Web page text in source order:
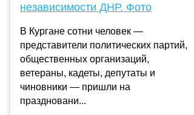
независимости ДНР. Фото
В Кургане сотни человек —
представители политических партий,
общественных организаций,
ветераны, кадеты, депутаты и
чиновники — пришли на
праздновани...